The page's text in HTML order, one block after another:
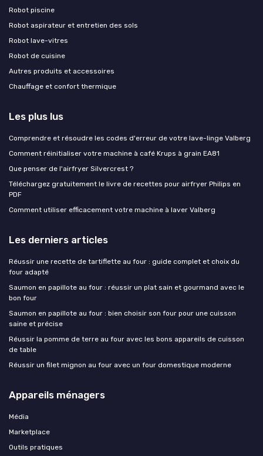
Robot piscine
Robot aspirateur et entretien des sols
Robot lave-vitres
Robot de cuisine
Autres produits et accessoires
Chauffage et confort thermique
Les plus lus
Comprendre et résoudre les codes d'erreur de votre lave-linge Valberg
Comment réinitialiser votre machine à café Krups à grain EA81
Que penser de l'airfryer Silvercrest ?
Téléchargez gratuitement le livre de recettes pour airfryer Philips en
PDF
Comment utiliser efficacement votre machine à laver Valberg
Les derniers articles
Réussir une recette de tartiflette au four : guide complet et choix du
four adapté
Saumon en papillote au four : réussir un plat sain et gourmand avec le
bon four
Saumon en papillote au four : bien choisir son four pour une cuisson
saine et précise
Réussir la pomme de terre au four avec les bons appareils de cuisson
de table
Réussir un filet mignon au four avec un four domestique moderne
Appareils ménagers
Média
Marketplace
Outils pratiques